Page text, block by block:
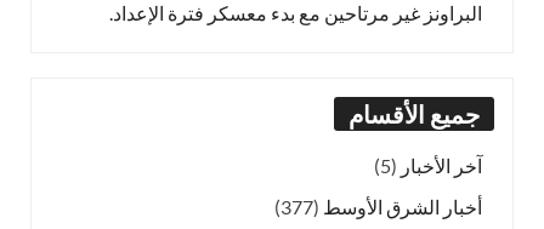
البراونز غير مرتاحين مع بدء معسكر فترة الإعداد.
جميع الأقسام
آخر الأخبار (5)
أخبار الشرق الأوسط (377)